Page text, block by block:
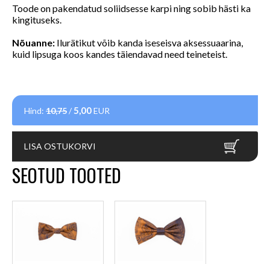
Toode on pakendatud soliidsesse karpi ning sobib hästi ka
kingituseks.
Nõuanne: Ilurätikut võib kanda iseseisva aksessuaarina,
kuid lipsuga koos kandes täiendavad need teineteist.
Hind: 10,75/ 5,00EUR
LISA OSTUKORVI
SEOTUD TOOTED